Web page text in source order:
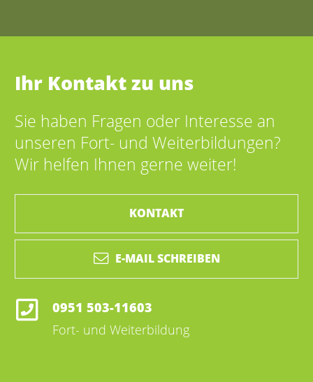
Ihr Kontakt zu uns
Sie haben Fragen oder Interesse an
unseren Fort- und Weiterbildungen?
Wir helfen Ihnen gerne weiter!
KONTAKT
E-MAIL SCHREIBEN
0951 503-11603
Fort- und Weiterbildung